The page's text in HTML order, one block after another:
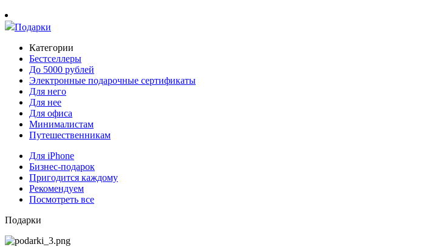
Подарки
Категории
Бестселлеры
До 5000 рублей
Электронные подарочные сертификаты
Для него
Для нее
Для офиса
Минималистам
Путешественникам
Для iPhone
Бизнес-подарок
Пригодится каждому
Рекомендуем
Посмотреть все
Подарки